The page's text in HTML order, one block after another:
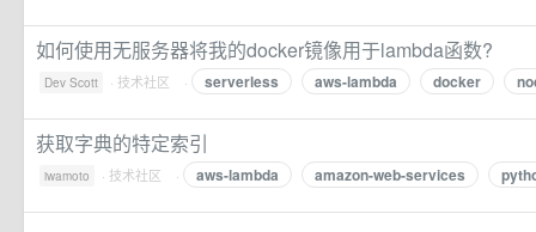
如何使用无服务器将我的docker镜像用于lambda函数?
Dev Scott · 技术社区 · serverless aws-lambda docker
获取字典的特定索引
iwamoto · 技术社区 · aws-lambda amazon-web-services